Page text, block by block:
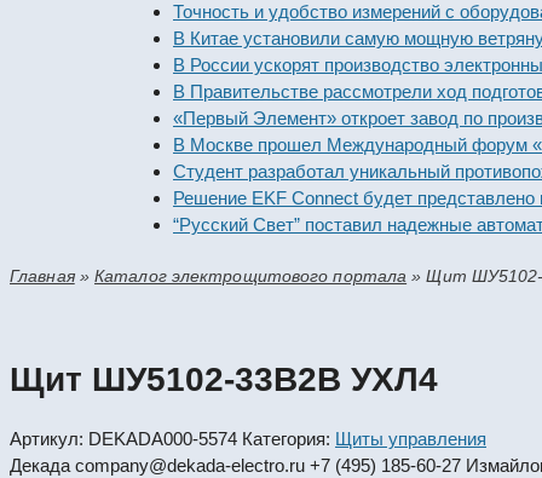
Точность и удобство измерений с
В Китае установили самую мощную ветряную
В России ускорят производство электронных
В Правительстве рассмотрели ход подготовки
«Первый Элемент» откроет завод по
В Москве прошел Международный форум
Студент разработал уникальный
Решение EKF Connect будет представлено на
“Русский Свет” поставил надежные
Главная»Каталог электрощитового портала »Щит
Щит ШУ5102-33В2В УХЛ4
Артикул: DEKADA000-5574 Категория: Щиты управления
Декада company@dekada-electro.ru +7 (495) 185-60-27